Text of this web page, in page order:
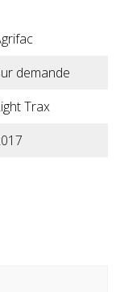
demande
Trax